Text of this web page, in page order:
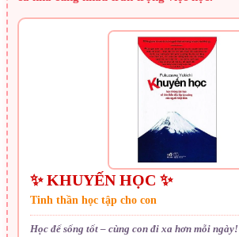
✨ KHUYẾN HỌC ✨
Tinh thần học tập cho con
Học để sống tốt – cùng con đi xa hơn mỗi ngày!